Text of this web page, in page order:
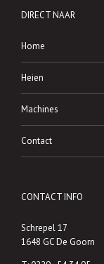
DIRECT NAAR
Home
Heien
Machines
Contact
CONTACT INFO
Schrepel 17
1648 GC De Goorn